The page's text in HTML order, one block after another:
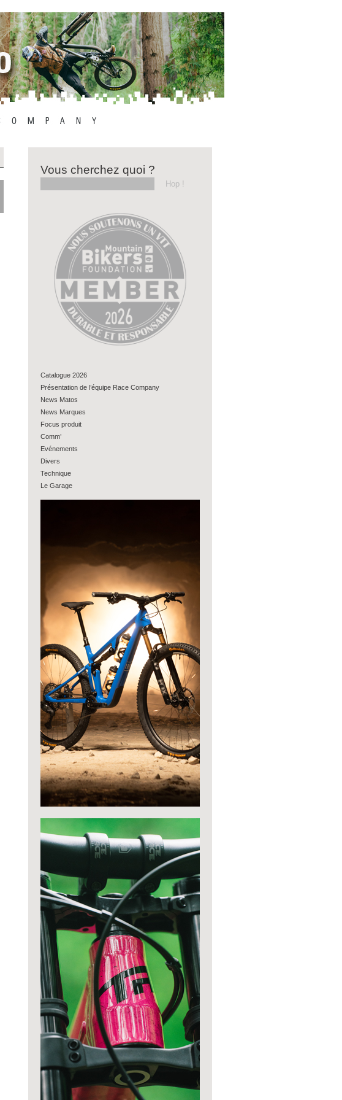
Vous cherchez quoi ?
Catalogue 2026
Présentation de l’équipe Race Company
News Matos
News Marques
Focus produit
Comm’
Evénements
Divers
Technique
Le Garage